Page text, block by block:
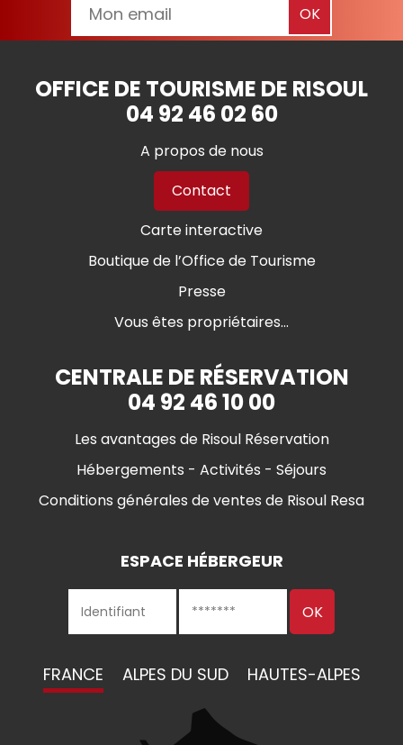
OFFICE DE TOURISME DE RISOUL
04 92 46 02 60
A propos de nous
Contact
Carte interactive
Boutique de l’Office de Tourisme
Presse
Vous êtes propriétaires...
CENTRALE DE RÉSERVATION
04 92 46 10 00
Les avantages de Risoul Réservation
Hébergements - Activités - Séjours
Conditions générales de ventes de Risoul Resa
ESPACE HÉBERGEUR
FRANCE ALPES DU SUD HAUTES-ALPES